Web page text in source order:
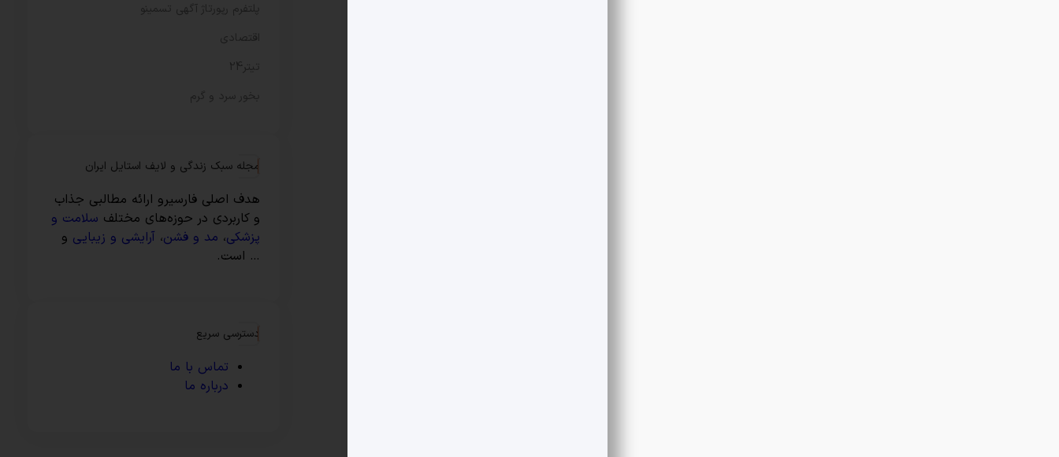
پلتفرم رپورتاژ آگهی تسمینو
اقتصادی
تیتر24
بخور سرد و گرم
مجله سبک زندگی و لایف استایل ایران
هدف اصلی فارسیرو ارائه مطالبی جذاب
و کاربردی در حوزه‌های مختلف سلامت و
پزشکی، مد و فشن، آرایشی و زیبایی و
… است.
دسترسی سریع
تماس با ما
درباره ما